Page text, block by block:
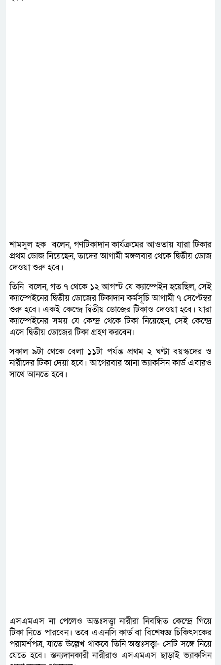
শামসুল হক বলেন, গণটিকাদান কার্যক্রমের আওতায় যারা টিকার
প্রথম ডোজ নিয়েছেন, তাদের আগামী মঙ্গলবার থেকে দ্বিতীয় ডোজ
দেওয়া শুরু হবে।
তিনি বলেন, গত ৭ থেকে ১২ আগস্ট যে ক্যাম্পেইন হয়েছিল, সেই
ক্যাম্পেইনের দ্বিতীয় ডোজের টিকাদান কর্মসূচি আগামী ৭ সেপ্টেম্বর
শুরু হবে। একই কেন্দ্রে দ্বিতীয় ডোজের টিকাও দেওয়া হবে। যারা
ক্যাম্পেইনের সময় যে কেন্দ্র থেকে টিকা নিয়েছেন, সেই কেন্দ্রে
এসে দ্বিতীয় ডোজের টিকা গ্রহণ করবেন।
সকাল ৯টা থেকে বেলা ১১টা পর্যন্ত প্রথম ২ ঘণ্টা বয়স্কদের ও
নারীদের টিকা দেয়া হবে। আগেরবার আনা ভ্যাকসিন কার্ড এবারও
সাথে আনতে হবে।
এসএমএস না পেলেও অন্তঃসত্ত্বা নারীরা নিবন্ধিত কেন্দ্রে গিয়ে
টিকা নিতে পারবেন। তবে এএনসি কার্ড বা বিশেষজ্ঞ চিকিৎসকের
পরামর্শপত্র, যাতে উল্লেখ থাকবে তিনি অন্তঃসত্ত্বা‑ সেটি সঙ্গে নিয়ে
যেতে হবে। স্তন্যদানকারী নারীরাও এসএমএস ছাড়াই ভ্যাকসিন